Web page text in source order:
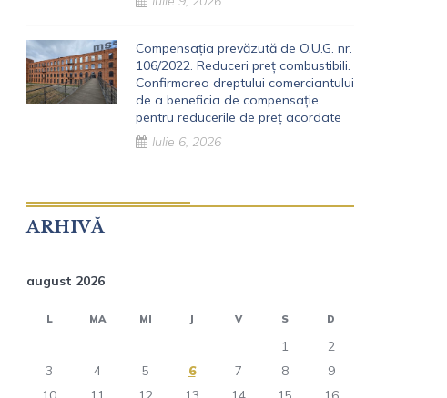
Compensația prevăzută de O.U.G. nr.
106/2022. Reduceri preț combustibili.
Confirmarea dreptului comerciantului
de a beneficia de compensație
pentru reducerile de preț acordate
Iulie 6, 2026
ARHIVĂ
august 2026
L MA MI J V S D
1
2
3
4 5 6 7 8
9